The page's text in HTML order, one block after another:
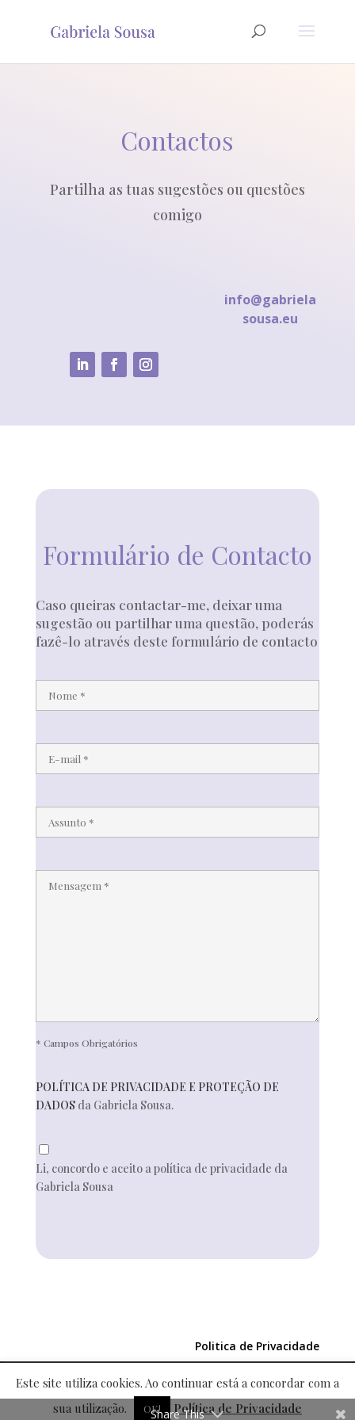
Contactos
Partilha as tuas sugestões ou questões
comigo
info@gabriela
sousa.eu
Formulário de Contacto
Caso queiras contactar-me, deixar uma
sugestão ou partilhar uma questão, poderás
fazê-lo através deste formulário de contacto
* Campos Obrigatórios
POLÍTICA DE PRIVACIDADE E PROTEÇÃO DE
DADOSda Gabriela Sousa.
Li, concordo e aceito a política de privacidade da
Gabriela Sousa
Politica de Privacidade
©2021 Gabriela Sousa | powered byesferacritica.pt
Este site utiliza cookies. Ao continuar está a concordar com a
sua utilização.
OK! Política de Privacidade
Share This